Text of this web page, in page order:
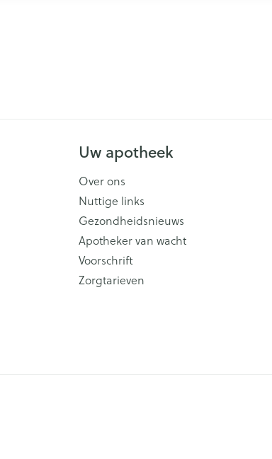
Uw apotheek
Over ons
Nuttige links
Gezondheidsnieuws
Apotheker van wacht
Voorschrift
Zorgtarieven